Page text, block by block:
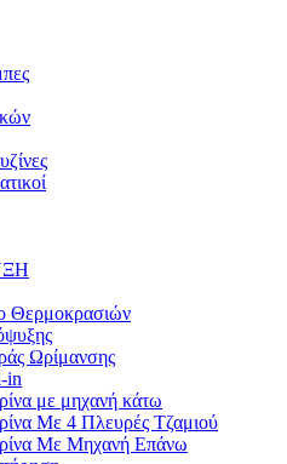
Θερμοκρασιών
Ωρίμανσης
in
με μηχανή κάτω
Με 4 Πλευρές Τζαμιού
Με Μηχανή Επάνω